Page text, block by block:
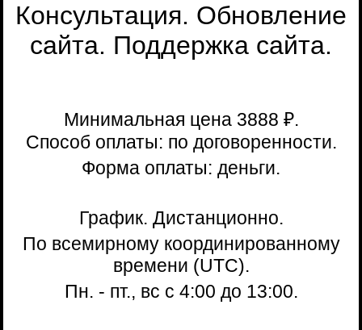
Консультация. Обновление
сайта. Поддержка сайта.
Минимальная цена 3888 ₽.
Способ оплаты: по договоренности.
Форма оплаты: деньги.
График. Дистанционно.
По всемирному координированному
времени (UTC).
Пн. - пт., вс с 4:00 до 13:00.